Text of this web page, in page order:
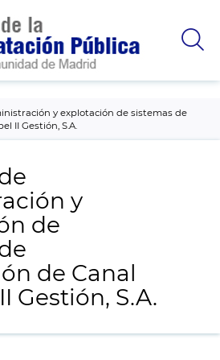
y explotación de sistemas de
II Gestión, S.A.
y
de
de Canal
Gestión, S.A.